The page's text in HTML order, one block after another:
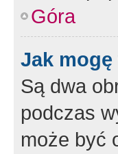
Góra
Jak
Są dwa
podczas
może być